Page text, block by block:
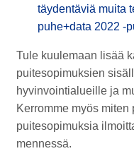
täydentäviä muita
puhe+data 2022 -
Tule kuulemaan lisää
puitesopimuksien
hyvinvointialueille ja
Kerromme myös
puitesopimuksia
mennessä.